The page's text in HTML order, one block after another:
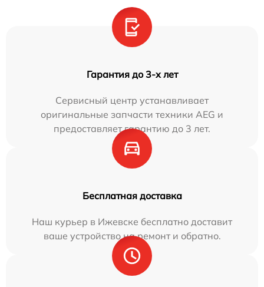
Гарантия до 3-х лет
Сервисный центр устанавливает
оригинальные запчасти техники AEG и
предоставляет гарантию до 3 лет.
Бесплатная доставка
Наш курьер в Ижевске бесплатно доставит
ваше устройство на ремонт и обратно.